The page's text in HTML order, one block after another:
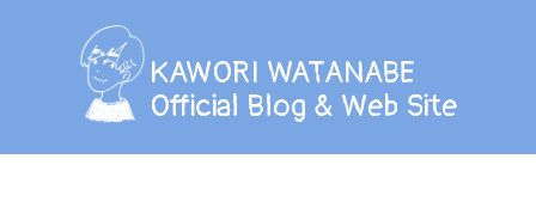
KAWORI WATANABE
Official Blog & Web Site
KAWORI WATANABE
Official Blog & Web Site
BLOG